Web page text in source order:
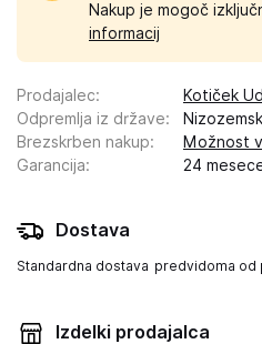
Nakup je mogoč
informacij
Prodajalec:
Kotiček
Odpremlja iz države:
Brezskrben nakup:
Možnost
Garancija: 24
Dostava
Standardna dostava predvidoma od
Izdelki prodajalca